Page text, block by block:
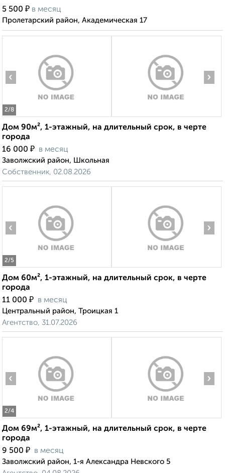
5 500 ₽ в месяц
Пролетарский район, Академическая 17
2/8
‹ ›
Дом 90м², 1-этажный, на длительный срок, в черте
города
16 000 ₽ в месяц
Заволжский район, Школьная
Собственник, 02.08.2026
2/5
‹ ›
Дом 60м², 1-этажный, на длительный срок, в черте
города
11 000 ₽ в месяц
Центральный район, Троицкая 1
Агентство, 31.07.2026
2/4
‹ ›
Дом 69м², 1-этажный, на длительный срок, в черте
города
9 500 ₽ в месяц
Заволжский район, 1-я Александра Невского 5